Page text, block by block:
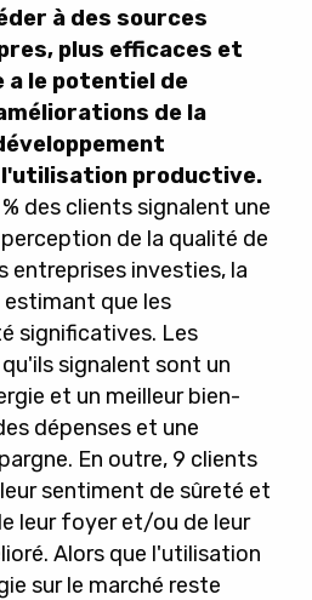
à des sources
plus efficaces et
a le potentiel de
de la
l'utilisation productive.
des clients signalent une
de la qualité de
entreprises investies, la
que les
significatives. Les
signalent sont un
et un meilleur bien-
dépenses et une
En outre, 9 clients
sentiment de sûreté et
leur foyer et/ou de leur
Alors que l'utilisation
sur le marché reste